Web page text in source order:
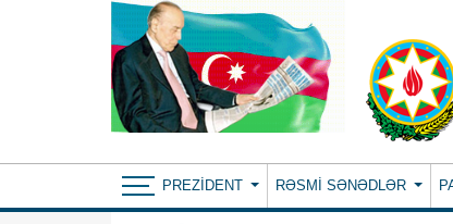
PREZIDENT RƏSMI SƏNƏDLƏR